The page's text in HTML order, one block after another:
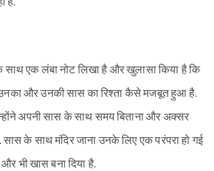
साथ एक लंबा नोट लिखा है और खुलासा किया है कि
और उनकी सास का रिश्ता कैसे मजबूत हुआ है.
अपनी सास के साथ समय बिताना और अक्सर
सास के साथ मंदिर जाना उनके लिए एक परंपरा हो गई
भी खास बना दिया है.